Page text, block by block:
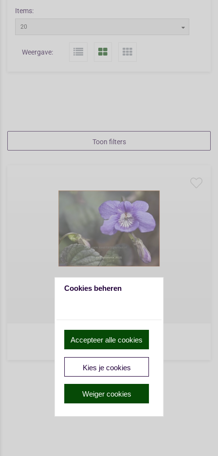
Items:
20
Weergave:
Toon filters
€ 4,75
Cookies beheren
Accepteer alle cookies
Kies je cookies
Weiger cookies